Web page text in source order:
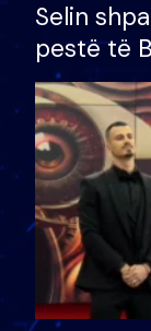
Selin
pestë të
çmimin e